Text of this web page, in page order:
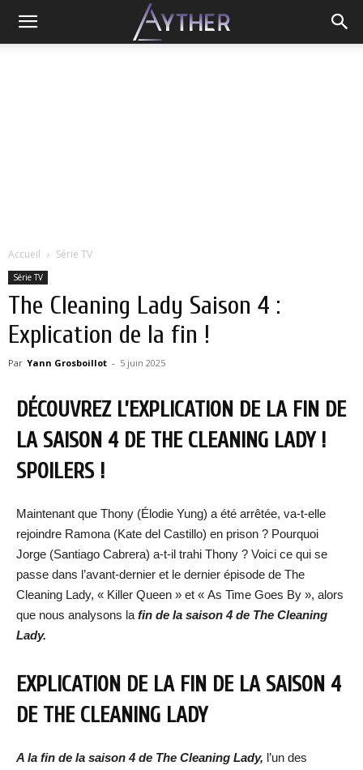
Accueil Série TV
Série TV
The Cleaning Lady Saison 4 :
Explication de la fin !
Par Yann Grosboillot - 5 juin 2025
DÉCOUVREZ L’EXPLICATION DE LA FIN DE
LA SAISON 4 DE THE CLEANING LADY !
SPOILERS !
Maintenant que Thony (Élodie Yung) a été arrêtée, va-t-elle
rejoindre Ramona (Kate del Castillo) en prison ? Pourquoi
Jorge (Santiago Cabrera) a-t-il trahi Thony ? Voici ce qui se
passe dans l’avant-dernier et le dernier épisode de The
Cleaning Lady, « Killer Queen » et « As Time Goes By », alors
que nous analysons la fin de la saison 4 de The Cleaning
Lady.
EXPLICATION DE LA FIN DE LA SAISON 4
DE THE CLEANING LADY
A la fin de la saison 4 de The Cleaning Lady, l’un des